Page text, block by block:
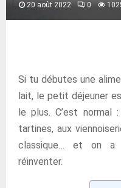
20 août 2022 0
Si tu débutes une
lait, le petit déjeuner
le plus. C’est
tartines, aux
classique… et on a
réinventer.